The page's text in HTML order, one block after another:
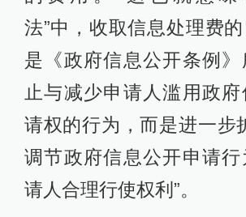
法”中，收取信息处理费
是《政府信息公开条例
止与减少申请人滥用政府
请权的行为，而是进一步
调节政府信息公开申请行
请人合理行使权利”。